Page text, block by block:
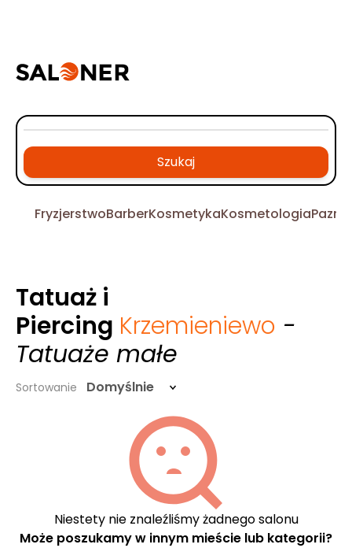
Szukaj
FryzjerstwoBarberKosmetykaKosmetologia
Tatuaż i
Piercing Krzemieniewo -
Tatuaże małe
Sortowanie Domyślnie
Niestety nie znaleźliśmy żadnego salonu
Może poszukamy w innym mieście lub kategorii?